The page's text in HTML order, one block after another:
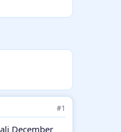
#1
December